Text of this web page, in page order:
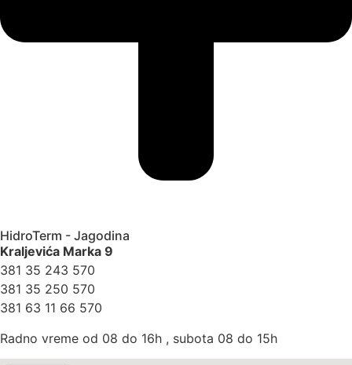
HidroTerm - Jagodina
Kraljevića Marka 9
381 35 243 570
381 35 250 570
381 63 11 66 570
Radno vreme od 08 do 16h , subota 08 do 15h